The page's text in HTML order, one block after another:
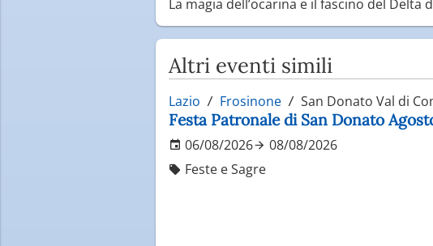
La magia dell’ocarina e il fascino del Delta
Altri eventi simili
Lazio Frosinone San Donato Val di
Festa Patronale di San Donato
06/08/2026
08/08/2026
Feste e Sagre